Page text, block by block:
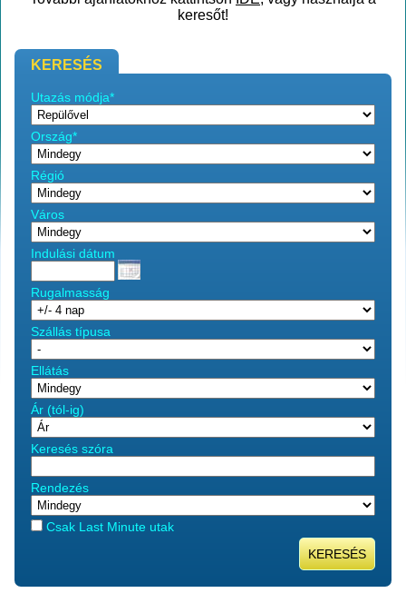
keresőt!
KERESÉS
Utazás módja*
Ország*
Régió
Város
Indulási dátum
Rugalmasság
Szállás típusa
Ellátás
Ár (tól-ig)
Keresés szóra
Rendezés
Csak Last Minute utak
KERESÉS